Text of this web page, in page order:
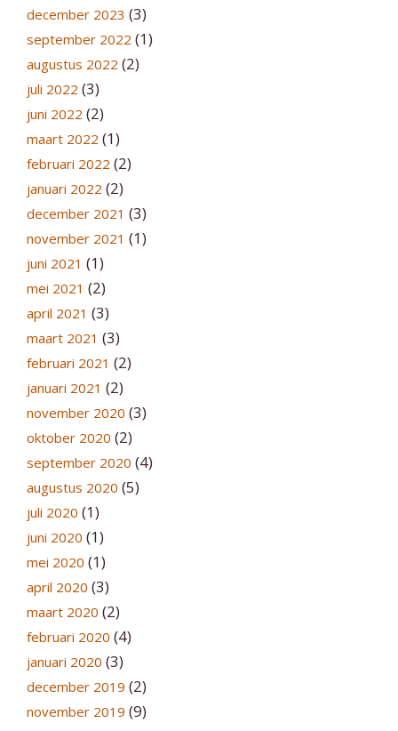
december 2023 (3)
september 2022 (1)
augustus 2022 (2)
juli 2022 (3)
juni 2022 (2)
maart 2022 (1)
februari 2022 (2)
januari 2022 (2)
december 2021 (3)
november 2021 (1)
juni 2021 (1)
mei 2021 (2)
april 2021 (3)
maart 2021 (3)
februari 2021 (2)
januari 2021 (2)
november 2020 (3)
oktober 2020 (2)
september 2020 (4)
augustus 2020 (5)
juli 2020 (1)
juni 2020 (1)
mei 2020 (1)
april 2020 (3)
maart 2020 (2)
februari 2020 (4)
januari 2020 (3)
december 2019 (2)
november 2019 (9)